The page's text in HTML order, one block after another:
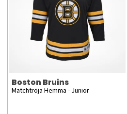
Boston Bruins
Matchtröja Hemma - Junior